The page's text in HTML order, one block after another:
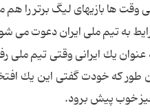
ها بازیهاى لیگ برتر را
به تیم ملى ایران دعوت مى
یك ایرانى وقتى تیم
كه خودت گفتى این یك
خوب پیش برود.